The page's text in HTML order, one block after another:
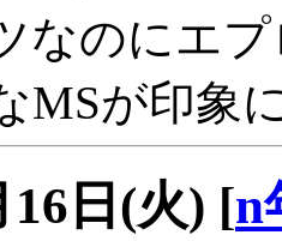
なのにエ
MSが印象
16日(火) [n